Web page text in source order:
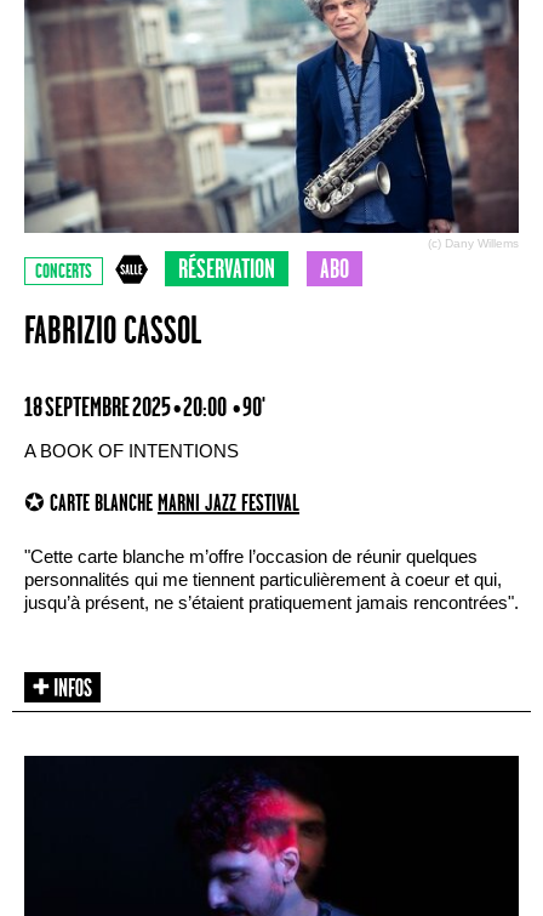
(c) Dany Willems
CONCERTS RÉSERVATION ABO
FABRIZIO CASSOL
18 SEPTEMBRE 2025 • 20:00 • 90'
A BOOK OF INTENTIONS
✪ CARTE BLANCHE MARNI JAZZ FESTIVAL
"Cette carte blanche m’offre l’occasion de réunir quelques
personnalités qui me tiennent particulièrement à coeur et qui,
jusqu’à présent, ne s’étaient pratiquement jamais rencontrées".